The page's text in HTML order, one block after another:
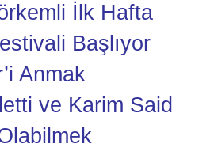
İlk Hafta
Başlıyor
Anmak
ve Karim Said